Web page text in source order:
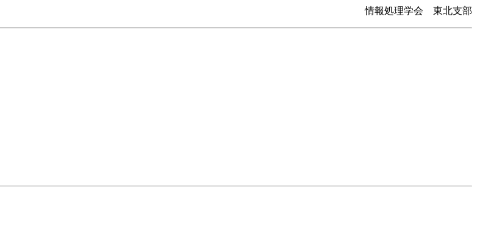
情報処理学会 東北支部